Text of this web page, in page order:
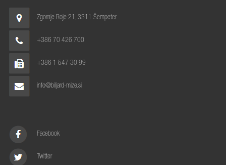
Zgornje Roje 21, 3311 Šempeter
+386 70 426 700
+386 1 547 30 99
info@biljard-mize.si
Facebook
Twitter